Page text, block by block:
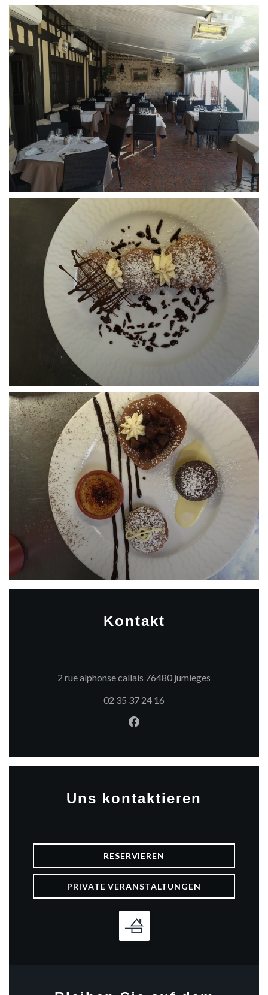
Kontakt
2 rue alphonse callais 76480 jumieges
02 35 37 24 16
Facebook ((öffnet ein
Uns kontaktieren
RESERVIEREN
PRIVATE VERANSTALTUNGEN